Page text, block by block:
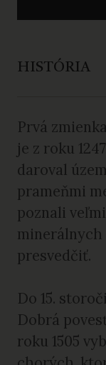
HISTÓRIA
Prvá
je z roku
daroval
prameňmi
poznali
minerálnych
presvedčiť.
Do 15.
Dobrá
roku 1505